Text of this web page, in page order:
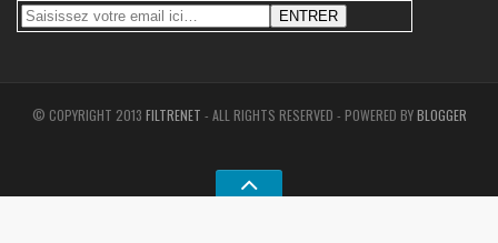
© COPYRIGHT 2013 FILTRENET - ALL RIGHTS RESERVED - POWERED BYBLOGGER